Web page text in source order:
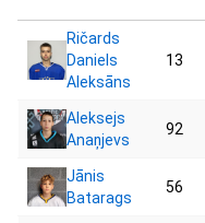
Ričards
Daniels
Aleksāns
13
Aleksejs
Anaņjevs
92
Jānis
Batarags
56